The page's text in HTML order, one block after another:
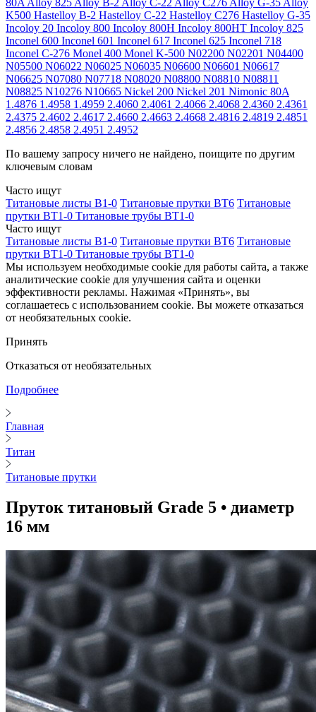
80A Alloy 825 Alloy B-2 Alloy C-22 Alloy C276 Alloy G-35 Alloy
K500 Hastelloy B-2 Hastelloy C-22 Hastelloy C276 Hastelloy G-35
Incoloy 20 Incoloy 800 Incoloy 800H Incoloy 800HT Incoloy 825
Inconel 600 Inconel 601 Inconel 617 Inconel 625 Inconel 718
Inconel C-276 Monel 400 Monel K-500 N02200 N02201 N04400
N05500 N06022 N06025 N06035 N06600 N06601 N06617
N06625 N07080 N07718 N08020 N08800 N08810 N08811
N08825 N10276 N10665 Nickel 200 Nickel 201 Nimonic 80A
1.4876 1.4958 1.4959 2.4060 2.4061 2.4066 2.4068 2.4360 2.4361
2.4375 2.4602 2.4617 2.4660 2.4663 2.4668 2.4816 2.4819 2.4851
2.4856 2.4858 2.4951 2.4952
По вашему запросу ничего не найдено, поищите по другим
ключевым словам
Часто ищут
Титановые листы В1-0 Титановые прутки ВТ6 Титановые
прутки ВТ1-0 Титановые трубы ВТ1-0
Часто ищут
Титановые листы В1-0 Титановые прутки ВТ6 Титановые
прутки ВТ1-0 Титановые трубы ВТ1-0
Мы используем необходимые cookie для работы сайта, а также
аналитические cookie для улучшения сайта и оценки
эффективности рекламы. Нажимая «Принять», вы
соглашаетесь с использованием cookie. Вы можете отказаться
от необязательных cookie.
Принять
Отказаться от необязательных
Подробнее
Главная
Титан
Титановые прутки
Пруток титановый Grade 5 • диаметр
16 мм